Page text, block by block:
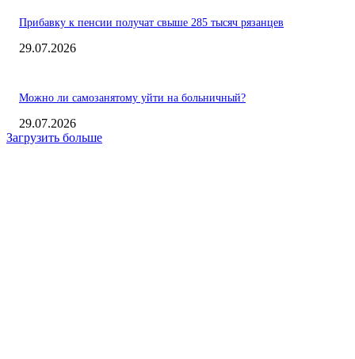
Прибавку к пенсии получат свыше 285 тысяч рязанцев
29.07.2026
Можно ли самозанятому уйти на больничный?
29.07.2026
Загрузить больше